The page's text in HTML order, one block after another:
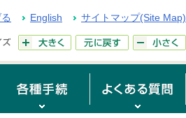
English サイトマップ(Site Map)